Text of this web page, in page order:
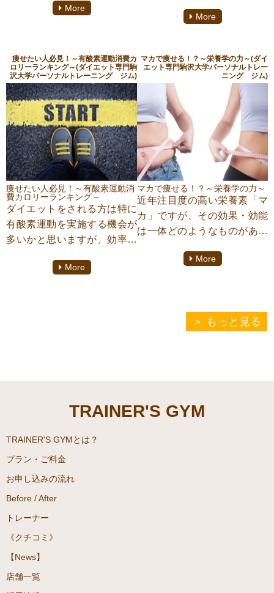
ン」という栄養素です。今回
で、是非『疲労回復に効く！
～タウリンの効果～』をご覧
いただき、ダイエットにご活
用頂ければ幸いです。こちら
の記事は、ダイエット専門パ
ーソナルジム『TRAINER’S
GYM(トレーナーズジム)駒沢
大学』にてパーソナルトレー
ニングをしております、松尾
朋紀がご案内致します。
More
な方におすすめしたい入浴剤
強の入浴剤エプソムソルト
～』をご覧いただき、ダイエ
ットやご自身の健康ご活用頂
ければ幸いです。こちらの記
事は、ダイエット専門パーソ
ナルジム『TRAINER’S
GYM(トレーナーズジム)駒沢
大学』にてパーソナルトレー
ニングをしております、松尾
朋紀がご案内致します。
More
痩せたい人必見！～有酸素運動消費カ
ロリーランキング～(ダイエット専門駒
沢大学パーソナルトレーニング ジム)
痩せたい人必見！～有酸素運動消
費カロリーランキング～
ダイエットをされる方は特に
有酸素運動を実施する機会が
多いかと思いますが、効率の
ね？そのような方向けに今回
ナーズジム)駒沢大学』にてパ
おります、松尾朋紀がご案内
致します。
More
マカで痩せる！？～栄養学の力～(ダイ
エット専門駒沢大学パーソナルトレー
ニング ジム)
マカで痩せる！？～栄養学の力～
近年注目度の高い栄養素「マ
カ」ですが、その効果・効能
は一体どのようなものがある
る！？～栄養学の力～』をご
エット専門パーソナルジム
ります、松尾朋紀がご案内致
More
もっと見る
TRAINER'S GYM
TRAINER'S GYMとは？
プラン・ご料金
お申し込みの流れ
Before / After
トレーナー
《クチコミ》
【News】
店舗一覧